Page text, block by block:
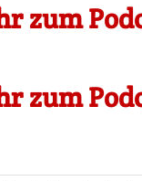
zum
zum